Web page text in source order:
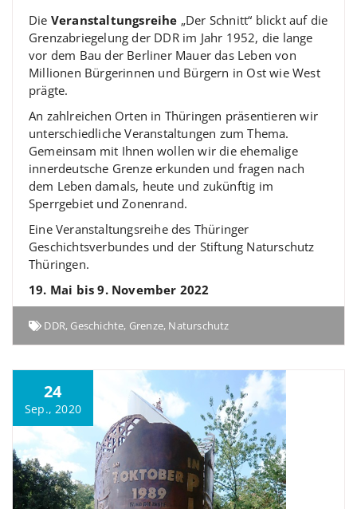
Die Veranstaltungsreihe „Der Schnitt“ blickt auf die
Grenzabriegelung der DDR im Jahr 1952, die lange
vor dem Bau der Berliner Mauer das Leben von
Millionen Bürgerinnen und Bürgern in Ost wie West
prägte.
An zahlreichen Orten in Thüringen präsentieren wir
unterschiedliche Veranstaltungen zum Thema.
Gemeinsam mit Ihnen wollen wir die ehemalige
innerdeutsche Grenze erkunden und fragen nach
dem Leben damals, heute und zukünftig im
Sperrgebiet und Zonenrand.
Eine Veranstaltungsreihe des Thüringer
Geschichtsverbundes und der Stiftung Naturschutz
Thüringen.
19. Mai bis 9. November 2022
DDR, Geschichte, Grenze, Naturschutz
24
Sep., 2020